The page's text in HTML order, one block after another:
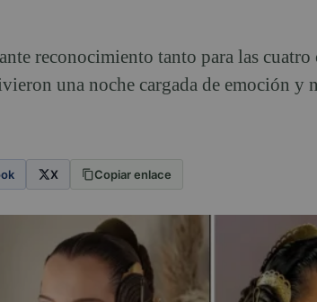
reconocimiento tanto para las cuatro
una noche cargada de emoción y
X Copiar enlace